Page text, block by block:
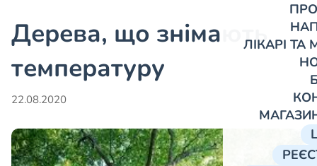
ЛІКАРІ
Дерева, що знімають
температуру
22.08.2020